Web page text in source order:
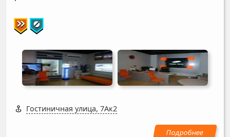
Гостиничная улица, 7Ак2